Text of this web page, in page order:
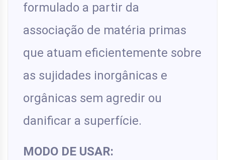
formulado a partir da
associação de matéria primas
que atuam eficientemente sobre
as sujidades inorgânicas e
orgânicas sem agredir ou
danificar a superfície.
MODO DE USAR: